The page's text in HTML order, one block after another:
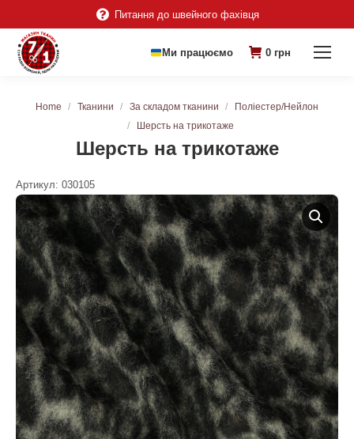
Питання до швейного фахівця
Ми працюємо 0 грн
Шерсть на трикотаже
You are here:
Home Тканини За складом тканини
Поліестер/Нейлон
Шерсть на трикотаже
Артикул: 030105